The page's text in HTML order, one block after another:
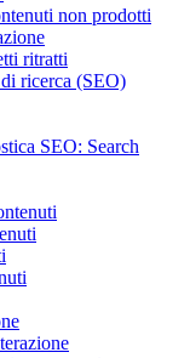
non prodotti
ritratti
ricerca (SEO)
SEO: Search